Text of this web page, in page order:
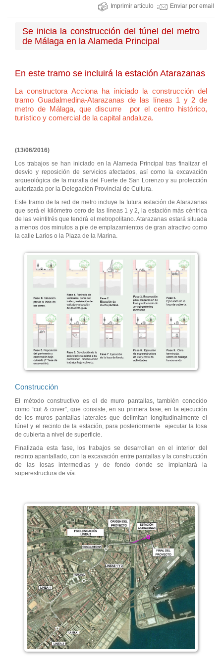
Imprimir artículo Enviar por email
Se inicia la construcción del túnel del metro
de Málaga en la Alameda Principal
En este tramo se incluirá la estación Atarazanas
La constructora Acciona ha iniciado la construcción del
tramo Guadalmedina-Atarazanas de las líneas 1 y 2 de
metro de Málaga, que discurre por el centro histórico,
turístico y comercial de la capital andaluza.
(13/06/2016)
Los trabajos se han iniciado en la Alameda Principal tras finalizar el
desvío y reposición de servicios afectados, así como la excavación
arqueológica de la muralla del Fuerte de San Lorenzo y su protección
autorizada por la Delegación Provincial de Cultura.
Este tramo de la red de metro incluye la futura estación de Atarazanas
que será el kilómetro cero de las líneas 1 y 2, la estación más céntrica
de las veintitrés que tendrá el metropolitano. Atarazanas estará situada
a menos dos minutos a pie de emplazamientos de gran atractivo como
la calle Larios o la Plaza de la Marina.
Construcción
El método constructivo es el de muro pantallas, también conocido
como “cut & cover”, que consiste, en su primera fase, en la ejecución
de los muros pantallas laterales que delimitan longitudinalmente el
túnel y el recinto de la estación, para posteriormente ejecutar la losa
de cubierta a nivel de superficie.
Finalizada esta fase, los trabajos se desarrollan en el interior del
recinto apantallado, con la excavación entre pantallas y la construcción
de las losas intermedias y de fondo donde se implantará la
superestructura de vía.